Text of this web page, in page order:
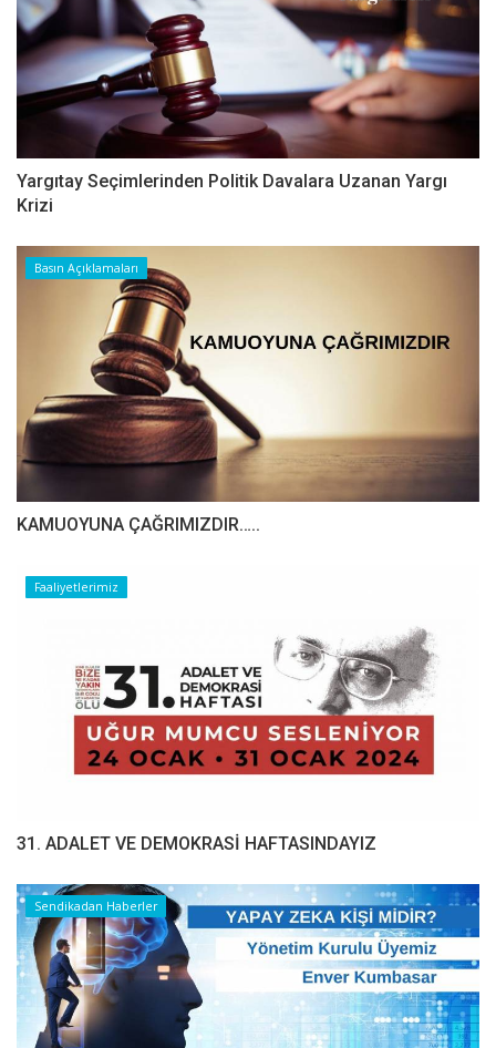
Yargıtay Seçimlerinden Politik Davalara Uzanan Yargı
Krizi
Basın Açıklamaları
​​​​​​​KAMUOYUNA ÇAĞRIMIZDIR…..
Faaliyetlerimiz
31. ADALET VE DEMOKRASİ HAFTASINDAYIZ
Sendikadan Haberler